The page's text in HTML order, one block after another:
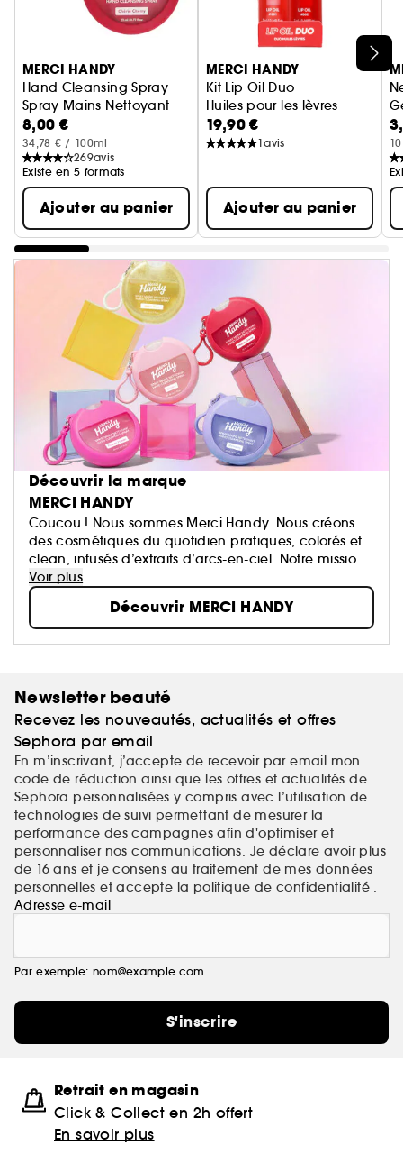
MERCI HANDY
Hand Cleansing Spray
Spray Mains Nettoyant
8,00 €
34,78 € / 100ml
269avis
Existe en 5 formats
Ajouter au panier
MERCI HANDY
Kit Lip Oil Duo
Huiles pour les lèvres
19,90 €
1avis
Ajouter au panier
Découvrir la marque
MERCI HANDY
Coucou ! Nous sommes Merci Handy. Nous créons
des cosmétiques du quotidien pratiques, colorés et
clean, infusés d’extraits d’arcs-en-ciel. Notre mission
? Rendre l’ordinaire extraordinaire, en glissant de la
magie dans ta routine beauté. À emporter partout
ou à garder bien en vue dans la salle de bain.
Voir plus
Découvrir MERCI HANDY
Newsletter beauté
Recevez les nouveautés, actualités et offres
Sephora par email
En m’inscrivant, j’accepte de recevoir par email mon
code de réduction ainsi que les offres et actualités de
Sephora personnalisées y compris avec l’utilisation de
technologies de suivi permettant de mesurer la
performance des campagnes afin d'optimiser et
personnaliser nos communications. Je déclare avoir plus
de 16 ans et je consens au traitement de mes données
personnelleset accepte la politique de confidentialité .
Adresse e-mail
Par exemple: nom@example.com
S'inscrire
Retrait en magasin
Click & Collect en 2h offert
En savoir plus